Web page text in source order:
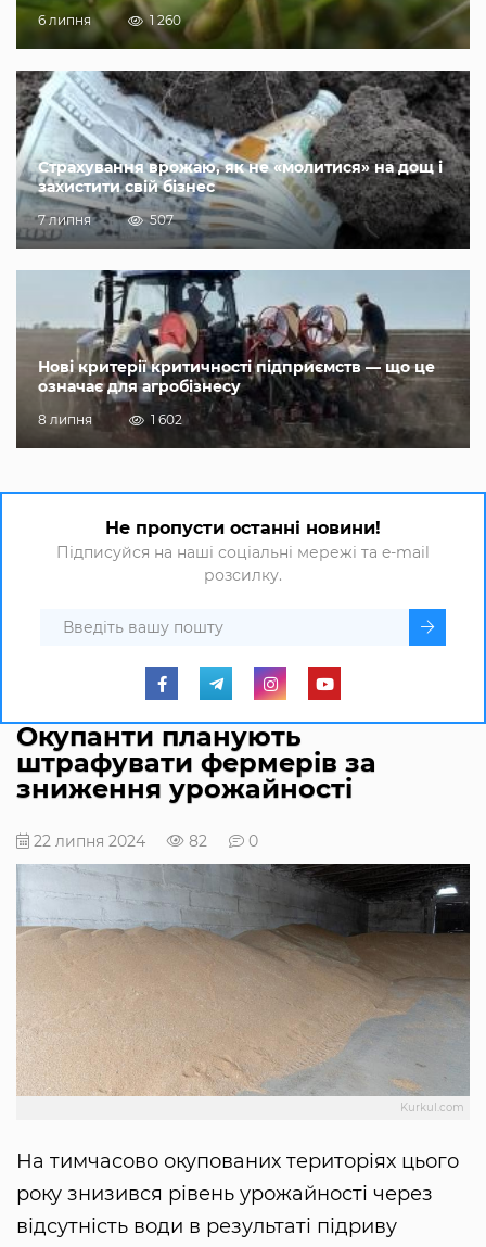
6 липня 1 260
Страхування врожаю, як не «молитися» на дощ і
захистити свій бізнес
7 липня 507
Нові критерії критичності підприємств — що це
означає для агробізнесу
8 липня 1 602
Не пропусти останні новини!
Підписуйся на наші соціальні мережі та e-mail
розсилку.
Окупанти планують
штрафувати фермерів за
зниження урожайності
22 липня 2024 82 0
Kurkul.com
На тимчасово окупованих територіях цього
року знизився рівень урожайності через
відсутність води в результаті підриву